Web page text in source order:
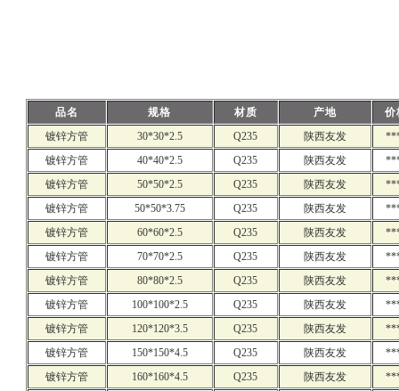
品名 规格 材质 产地
价
镀锌方管
30*30*2.5 Q235 陕西友发
镀锌方管
40*40*2.5 Q235 陕西友发
镀锌方管
50*50*2.5 Q235 陕西友发
镀锌方管
50*50*3.75 Q235 陕西友发
镀锌方管
60*60*2.5 Q235 陕西友发
镀锌方管
70*70*2.5 Q235 陕西友发
镀锌方管
80*80*2.5 Q235 陕西友发
镀锌方管
100*100*2.5 Q235 陕西友发
镀锌方管
120*120*3.5 Q235 陕西友发
镀锌方管
150*150*4.5 Q235 陕西友发
镀锌方管
160*160*4.5 Q235 陕西友发